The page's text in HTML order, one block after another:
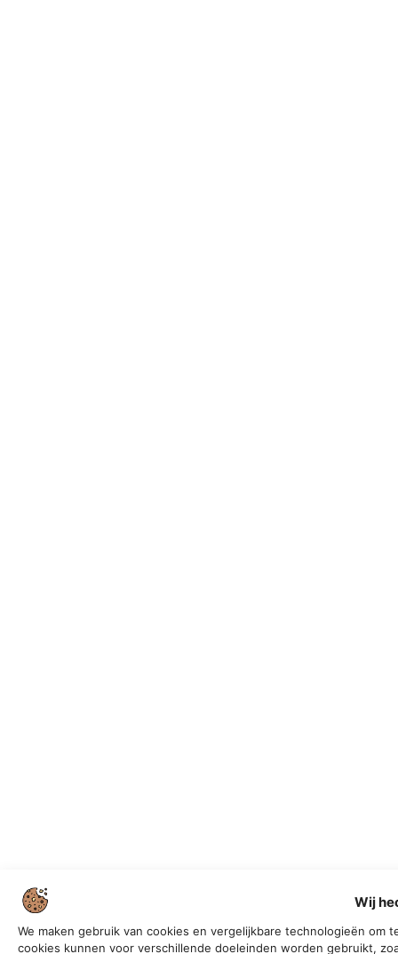
Wij
We maken gebruik van cookies en vergelijkbare technologieën
cookies kunnen voor verschillende doeleinden worden gebruikt,